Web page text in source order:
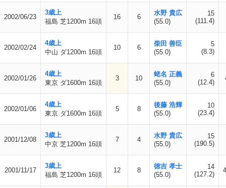
2002/06/23
3歳上
福島 芝1200m 16頭
16 6
水野 貴広
(55.0)
15
(111.4)
2002/02/24
4歳上
中山 ダ1200m 16頭
10 6
柴田 善臣
(55.0)
5
(8.3)
2002/01/26
4歳上
東京 ダ1600m 16頭
3 10
蛯名 正義
(55.0)
6
(12.4)
2002/01/06
4歳上
東京 ダ1600m 16頭
5 8
後藤 浩輝
(55.0)
10
(23.4)
2001/12/08
3歳上
中京 芝1200m 16頭
7 4
水野 貴広
(55.0)
15
(190.5)
2001/11/17
3歳上
福島 芝1200m 16頭
12 8
徳吉 孝士
(55.0)
14
(127.2)